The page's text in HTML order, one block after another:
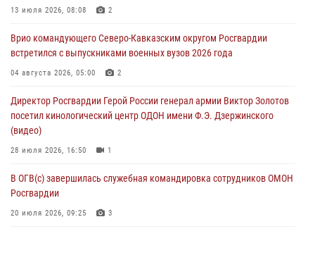
В ДНР выполняющие задачи СВО росгвардейцы получают из дома
08 августа 2026, 05:00
Комплексные проверки безопасности объектов образования с
08 августа 2026, 04:01
13 июля 2026, 08:08 2
Врио командующего Северо-Кавказским округом Росгвардии
встретился с выпускниками военных вузов 2026 года
04 августа 2026, 05:00 2
Директор Росгвардии Герой России генерал армии Виктор Золотов
посетил кинологический центр ОДОН имени Ф.Э. Дзержинского
(видео)
28 июля 2026, 16:50 1
В ОГВ(с) завершилась служебная командировка сотрудников ОМОН
Росгвардии
20 июля 2026, 09:25 3